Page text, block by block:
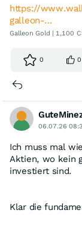
https://
galleon-…
Galleon Gold | 1,100
0 0
06.07.26
Ich muss mal
Aktien, wo kein
investiert sind.
Klar die